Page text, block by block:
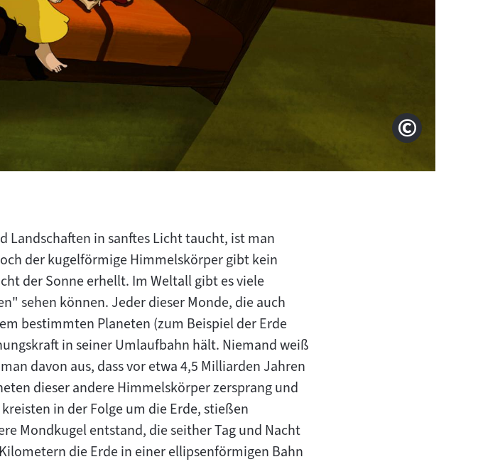
Copyright
© Neue
in sanftes Licht taucht, ist man
der kugelförmige Himmelskörper gibt kein
der Sonne erhellt. Im Weltall gibt es viele
sehen können. Jeder dieser Monde, die auch
bestimmten Planeten (zum Beispiel der Erde
in seiner Umlaufbahn hält. Niemand weiß
davon aus, dass vor etwa 4,5 Milliarden Jahren
dieser andere Himmelskörper zersprang und
in der Folge um die Erde, stießen
Mondkugel entstand, die seither Tag und Nacht
die Erde in einer ellipsenförmigen Bahn